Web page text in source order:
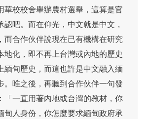
華校校舍舉辦農村選舉，這算是官
認吧。而在仰光，中文就是中文，
而合作伙伴說現在已有機構在研究
地化，即不再上台灣或內地的歷史
緬甸歷史，而這也許是中文融入緬
。唯之後，再聽到合作伙伴一句發
「一直用著內地或台灣的教材，你
甸人身份，你怎麼要求緬甸政府承